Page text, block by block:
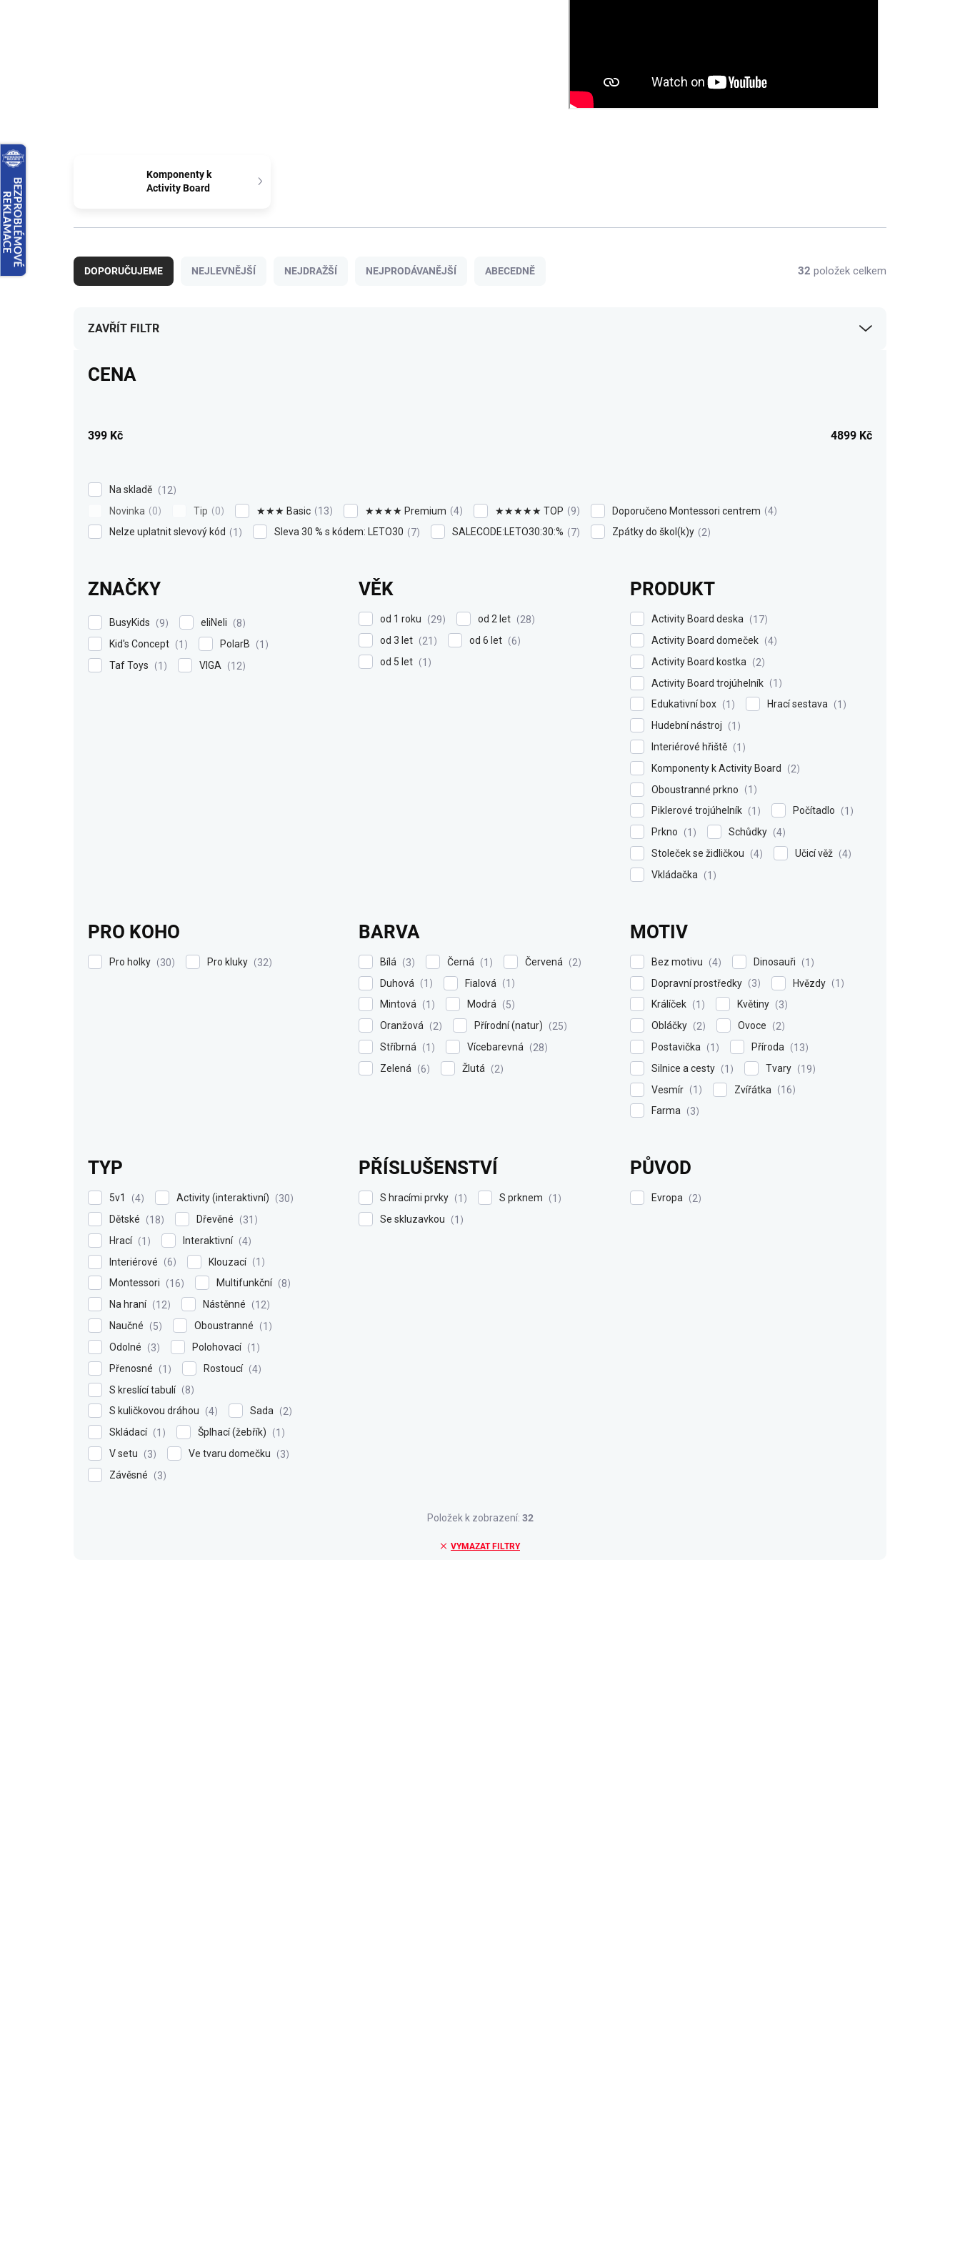
Komponenty k
Activity Board
a
z
DOPORUČUJEME NEJLEVNĚJŠÍ NEJDRAŽŠÍ NEJPRODÁVANĚJŠÍ ABECEDNĚ 32 položek celkem
ZAVŘÍT FILTR
CENA
399 Kč 4899 Kč
Na skladě
12
Novinka
0 Tip 0 ★★★ Basic 13 ★★★★ Premium 4 ★★★★★ TOP 9 Doporučeno Montessori centrem
4
Nelze uplatnit slevový kód
1 Sleva 30 % s kódem: LETO30 7 SALECODE:LETO30:30:% 7 Zpátky do škol(k)y 2
ZNAČKY
BusyKids 9 eliNeli
8
Kid's Concept
1 PolarB
1
Taf Toys
1 VIGA 12
VĚK
od 1 roku 29 od 2 let
28
od 3 let
21 od 6 let
6
od 5 let
1
PRODUKT
Activity Board deska
17
Activity Board domeček
4
Activity Board kostka
2
Activity Board trojúhelník
1
Edukativní box
1 Hrací sestava
1
Hudební nástroj
1
Interiérové hřiště
1
Komponenty k Activity Board
2
Oboustranné prkno
1
Piklerové trojúhelník
1 Počítadlo
1
Prkno
1 Schůdky
4
Stoleček se židličkou
4 Učicí věž
4
Vkládačka
1
PRO KOHO
Pro holky 30 Pro kluky 32
BARVA
Bílá 3 Černá 1 Červená
2
Duhová
1 Fialová
1
Mintová
1 Modrá
5
Oranžová
2 Přírodní (natur)
25
Stříbrná
1 Vícebarevná
28
Zelená
6 Žlutá 2
MOTIV
Bez motivu 4 Dinosauři
1
Dopravní prostředky
3 Hvězdy
1
Králíček
1 Květiny
3
Obláčky
2 Ovoce
2
Postavička
1 Příroda
13
Silnice a cesty
1 Tvary
19
Vesmír
1 Zvířátka
16
Farma
3
TYP
5v1 4 Activity (interaktivní)
30
Dětské
18 Dřevěné
31
Hrací
1 Interaktivní
4
Interiérové
6 Klouzací
1
Montessori
16 Multifunkční
8
Na hraní
12 Nástěnné
12
Naučné
5 Oboustranné
1
Odolné
3 Polohovací
1
Přenosné
1 Rostoucí
4
S kreslící tabulí
8
S kuličkovou dráhou
4 Sada
2
Skládací
1 Šplhací (žebřík)
1
V setu
3 Ve tvaru domečku
3
Závěsné
3
PŘÍSLUŠENSTVÍ
S hracími prvky 1 S prknem
1
Se skluzavkou
1
PŮVOD
Evropa 2
VYMAZAT FILTRY
Položek k zobrazení: 32